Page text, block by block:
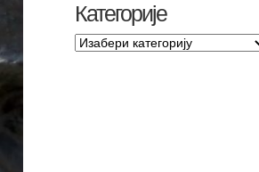
Категорије